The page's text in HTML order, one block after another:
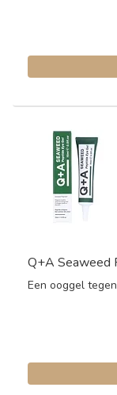
Q+A Seaweed
Een ooggel